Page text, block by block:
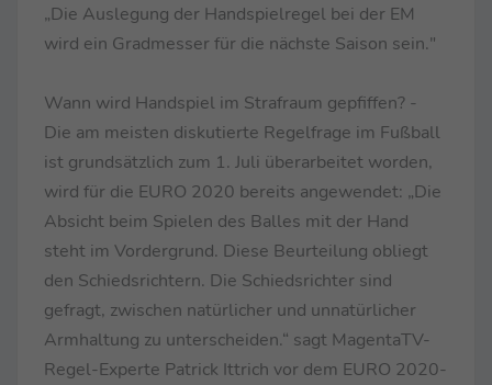
„Die Auslegung der Handspielregel bei der EM
wird ein Gradmesser für die nächste Saison sein."
Wann wird Handspiel im Strafraum gepfiffen? -
Die am meisten diskutierte Regelfrage im Fußball
ist grundsätzlich zum 1. Juli überarbeitet worden,
wird für die EURO 2020 bereits angewendet: „Die
Absicht beim Spielen des Balles mit der Hand
steht im Vordergrund. Diese Beurteilung obliegt
den Schiedsrichtern. Die Schiedsrichter sind
gefragt, zwischen natürlicher und unnatürlicher
Armhaltung zu unterscheiden.“ sagt MagentaTV-
Regel-Experte Patrick Ittrich vor dem EURO 2020-